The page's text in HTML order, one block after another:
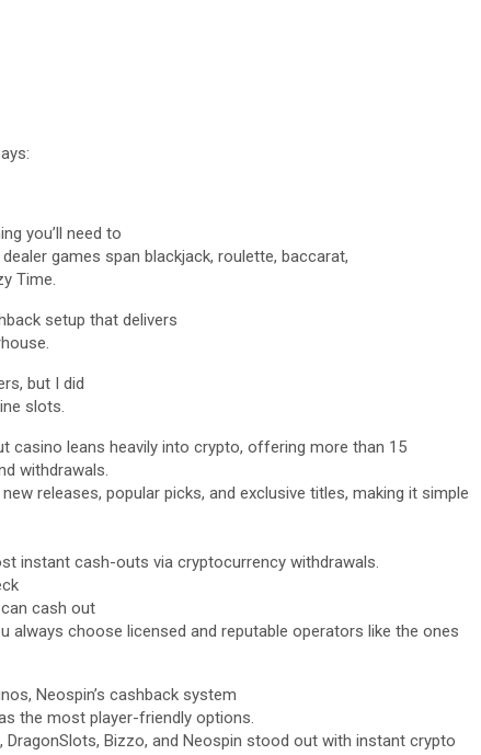
you’ll need to
games span blackjack, roulette, baccarat,
Time.
setup that delivers
but I did
slots.
casino leans heavily into crypto, offering more than 15
withdrawals.
releases, popular picks, and exclusive titles, making it simple
instant cash-outs via cryptocurrency withdrawals.
cash out
always choose licensed and reputable operators like the ones
Neospin’s cashback system
the most player-friendly options.
Bizzo, and Neospin stood out with instant crypto